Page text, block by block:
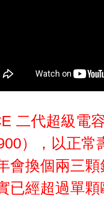
二代超級電
），以正常
會換個兩三
已經超過單